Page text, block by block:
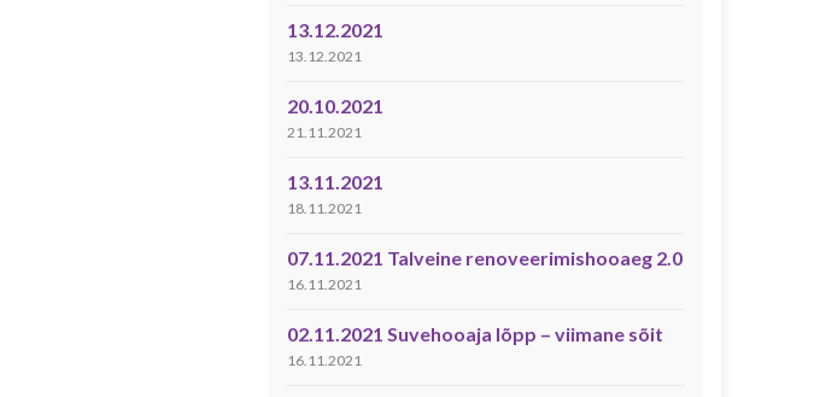
13.12.2021
13.12.2021
20.10.2021
21.11.2021
13.11.2021
18.11.2021
07.11.2021 Talveine renoveerimishooaeg 2.0
16.11.2021
02.11.2021 Suvehooaja lõpp – viimane sõit
16.11.2021